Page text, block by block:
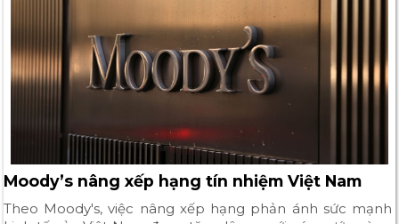
Moody’s nâng xếp hạng tín nhiệm Việt Nam
Theo Moody's, việc nâng xếp hạng phản ánh sức mạnh